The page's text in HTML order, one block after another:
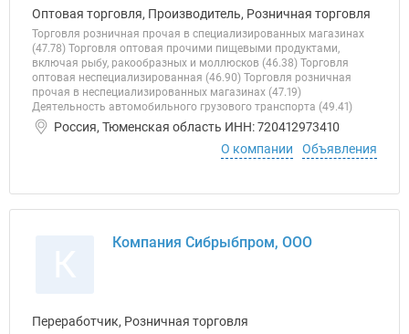
Оптовая торговля, Производитель, Розничная торговля
Торговля розничная прочая в специализированных магазинах
(47.78) Торговля оптовая прочими пищевыми продуктами,
включая рыбу, ракообразных и моллюсков (46.38) Торговля
оптовая неспециализированная (46.90) Торговля розничная
прочая в неспециализированных магазинах (47.19)
Деятельность автомобильного грузового транспорта (49.41)
Россия, Тюменская область ИНН: 720412973410
О компании
Объявления
Компания Сибрыбпром, ООО
Переработчик, Розничная торговля